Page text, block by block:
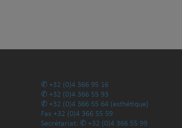
+32 (0)4 366 95 16
+32 (0)4 366 55 93
+32 (0)4 366 55 64 (esthétique)
Fax +32 (0)4 366 55 59
Secrétariat:
+32 (0)4 366 55 99